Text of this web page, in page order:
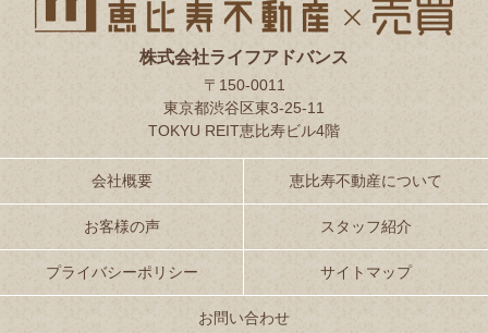
株式会社ライフアドバンス
〒150-0011
東京都渋谷区東3-25-11
TOKYU REIT恵比寿ビル4階
会社概要 恵比寿不動産について
お客様の声 スタッフ紹介
プライバシーポリシー サイトマップ
お問い合わせ